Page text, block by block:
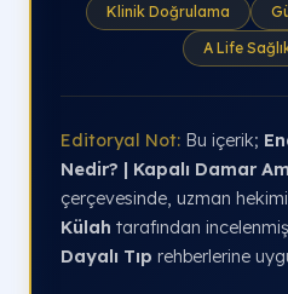
Klinik Doğrulama
A Life
Editoryal Not: Bu içerik;
Nedir? | Kapalı Damar
çerçevesinde, uzman
Külah tarafından
Dayalı Tıp rehberlerine